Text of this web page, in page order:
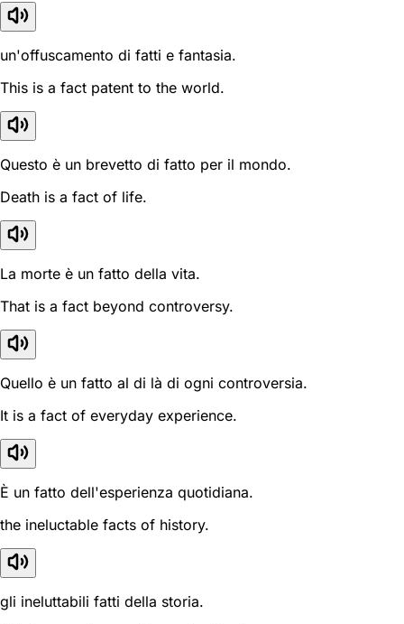
un'offuscamento di fatti e fantasia.
This is a fact patent to the world.
Questo è un brevetto di fatto per il mondo.
Death is a fact of life.
La morte è un fatto della vita.
That is a fact beyond controversy.
Quello è un fatto al di là di ogni controversia.
It is a fact of everyday experience.
È un fatto dell'esperienza quotidiana.
the ineluctable facts of history.
gli ineluttabili fatti della storia.